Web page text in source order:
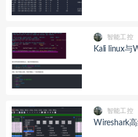
智能工控
Kali linux与
智能工控
Wireshark